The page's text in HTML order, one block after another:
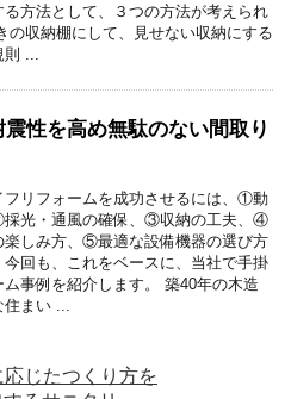
る方法として、３つの方法が考えられ
の収納棚にして、見せない収納にする
...
性を高め無駄のない間取り
フリフォームを成功させるには、①動
光・通風の確保、③収納の工夫、④
楽しみ方、⑤最適な設備機器の選び方
今回も、これをベースに、当社で手掛
ム事例を紹介します。 築40年の木造
まい ...
じたつくり方を